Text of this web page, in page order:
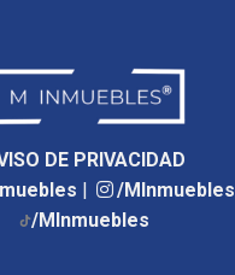
DE PRIVACIDAD
|
/MInmuebles
/MInmuebles